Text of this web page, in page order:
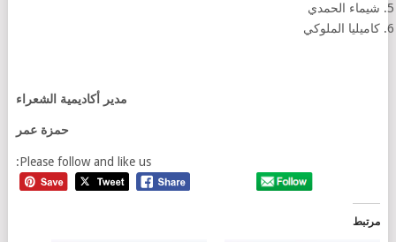
شيماء الحمدي
كاميليا الملوكي
مدير أكاديمية الشعراء
حمزة عمر
Please follow and like us:
مرتبط